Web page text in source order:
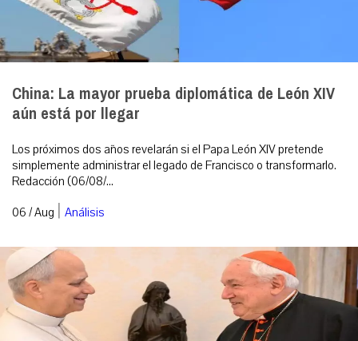
China: La mayor prueba diplomática de León XIV
aún está por llegar
Los próximos dos años revelarán si el Papa León XIV pretende
simplemente administrar el legado de Francisco o transformarlo.
Redacción (06/08/...
06 / Aug | Análisis